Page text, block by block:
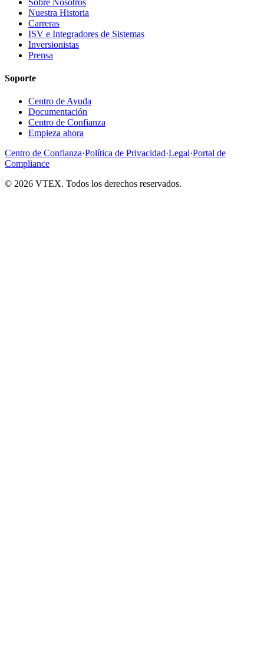
Nuestra Historia
Carreras
ISV e Integradores de Sistemas
Inversionistas
Prensa
Soporte
Centro de Ayuda
Documentación
Centro de Confianza
Empieza ahora
Centro de Confianza·Política de Privacidad·Legal·Portal de
Compliance
© 2026 VTEX. Todos los derechos reservados.